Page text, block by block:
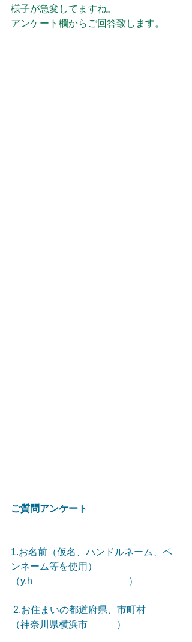
様子が急変してますね。
アンケート欄からご回答致します。
ご質問アンケート
1.お名前（仮名、ハンドルネーム、ペ
ンネーム等を使用）
（y.h　　　　　　　　　　）
2.お住まいの都道府県、市町村
（神奈川県横浜市　　　）